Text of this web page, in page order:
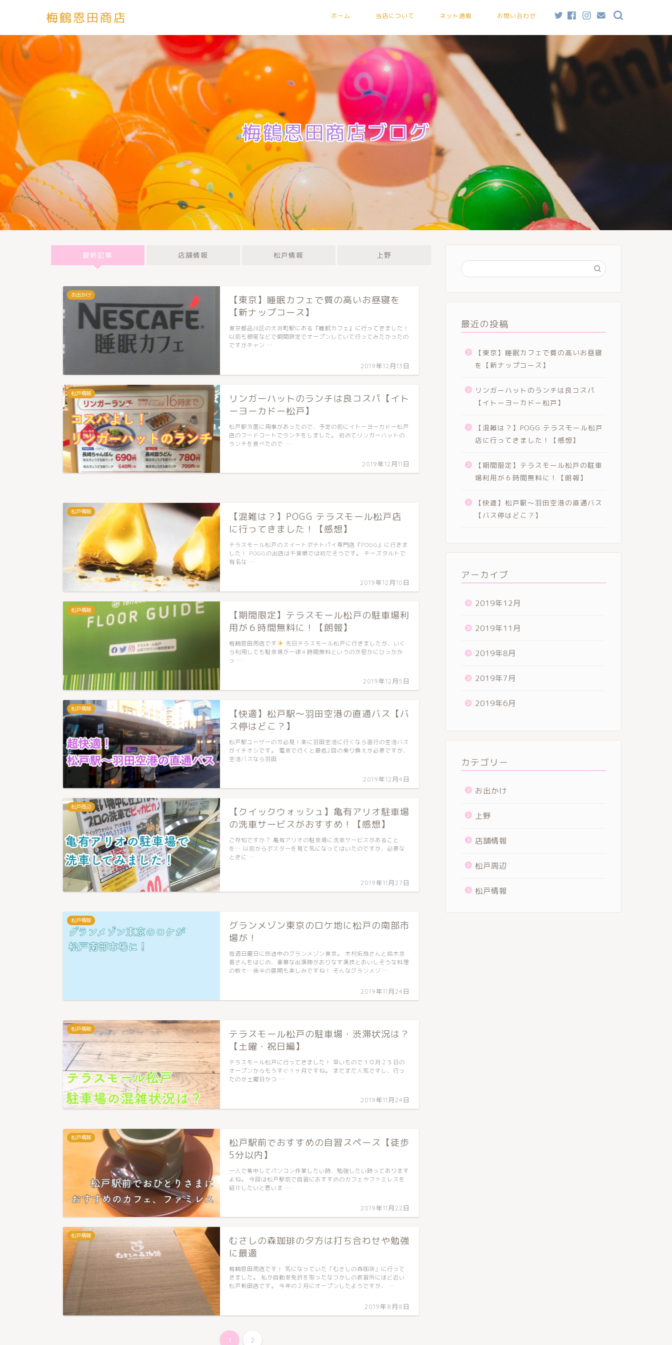
梅鶴恩田商店 ホーム 当店について ネット通販 お問い合わせ
梅鶴恩田商店ブログ
最新記事 店舗情報 松戸情報 上野
お出かけ
【東京】睡眠カフェで質の高いお昼寝を
【新ナップコース】
2019年12月13日
東京都品川区の大井町駅にある『睡眠カフェ』に行ってきました！
以前も銀座などで期間限定でオープンしていて行ってみたかったの
ですがチャン …
松戸情報
リンガーハットのランチは良コスパ【イト
ーヨーカドー松戸】
2019年12月11日
松戸駅方面に用事があったので、予定の前にイトーヨーカドー松戸
店のフードコートでランチをしました。 初めてリンガーハットの
ランチを食べたので …
松戸情報
【混雑は？】POGG テラスモール松戸店
に行ってきました！【感想】
2019年12月10日
テラスモール松戸のスイートポテトパイ専門店『POGG』に行きま
した！ POGGの出店は千葉県では初だそうです。 チーズタルトで
有名な …
松戸情報
【期間限定】テラスモール松戸の駐車場利
用が６時間無料に！【朗報】
2019年12月5日
梅鶴恩田商店です
先日テラスモール松戸に行きましたが、いく
ら利用しても駐車場が一律４時間無料というのが密かにひっかか
っ …
松戸情報
【快適】松戸駅〜羽田空港の直通バス【バ
ス停はどこ？】
2019年12月4日
松戸駅ユーザーの方必見！楽に羽田空港に行くなら直行の空港バス
がイチオシです。 電車で行くと最低2回の乗り換えが必要ですが、
空港バスなら羽田 …
松戸周辺
【クイックウォッシュ】亀有アリオ駐車場
の洗車サービスがおすすめ！【感想】
2019年11月27日
ご存知ですか？ 亀有アリオの駐車場に洗車サービスがあること
を… 以前からポスターを見て気になってはいたのですが、必要な
ときに …
松戸情報
グランメゾン東京のロケ地に松戸の南部市
場が！
2019年11月24日
毎週日曜日に放送中のグランメゾン東京。 木村拓哉さんと鈴木京
香さんをはじめ、豪華な出演陣がおりなす演技とおいしそうな料理
の数々…後半の展開も楽しみですね！ そんなグランメゾ …
松戸情報
テラスモール松戸の駐車場・渋滞状況は？
【土曜・祝日編】
2019年11月24日
テラスモール松戸に行ってきました！ 早いもので１０月２５日の
オープンからもうすぐ１ヶ月ですね。 まだまだ人気ですし、行っ
たのが土曜日かつ …
松戸情報
松戸駅前でおすすめの自習スペース【徒歩
5分以内】
2019年11月22日
一人で集中してパソコン作業したい時、勉強したい時ってあります
よね。 今回は松戸駅前で自習におすすめのカフェやファミレスを
紹介したいと思いま …
松戸情報
むさしの森珈琲の夕方は打ち合わせや勉強
に最適
2019年8月8日
梅鶴恩田商店です！ 気になっていた「むさしの森珈琲」に行って
きました。 私が自動車免許を取ったなつかしの教習所にほど近い
松戸新田店です。 今年の２月にオープンしたようですが、 …
1 2
最近の投稿
【東京】睡眠カフェで質の高いお昼寝
を【新ナップコース】
リンガーハットのランチは良コスパ
【イトーヨーカドー松戸】
【混雑は？】POGG テラスモール松戸
店に行ってきました！【感想】
【期間限定】テラスモール松戸の駐車
場利用が６時間無料に！【朗報】
【快適】松戸駅〜羽田空港の直通バス
【バス停はどこ？】
アーカイブ
2019年12月
2019年11月
2019年8月
2019年7月
2019年6月
カテゴリー
お出かけ
上野
店舗情報
松戸周辺
松戸情報